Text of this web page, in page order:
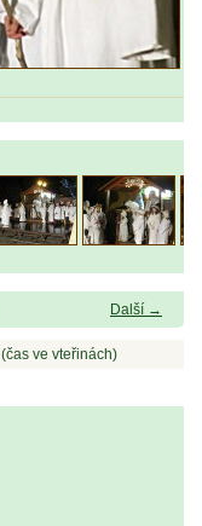
Další →
(čas ve vteřinách)